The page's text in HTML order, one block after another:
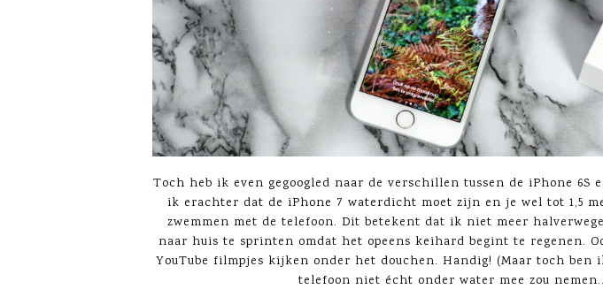
Toch heb ik even gegoogled naar de verschillen tussen de iPhone 6S
ik erachter dat de iPhone 7 waterdicht moet zijn en je wel tot 1,5
zwemmen met de telefoon. Dit betekent dat ik niet meer
naar huis te sprinten omdat het opeens keihard begint te regenen.
YouTube filmpjes kijken onder het douchen. Handig! (Maar toch ben
telefoon niet écht onder water mee zou